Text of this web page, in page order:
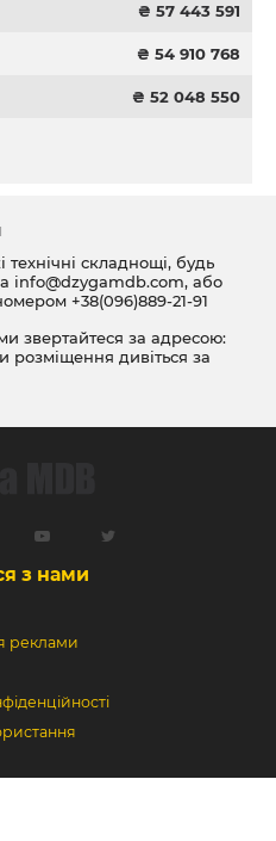
₴ 57 443 591
₴ 54 910 768
₴ 52 048 550
складнощі, будь
info@dzygamdb.com, або
+38(096)889-21-91
звертайтеся за адресою:
розміщення дивіться за
з нами
реклами